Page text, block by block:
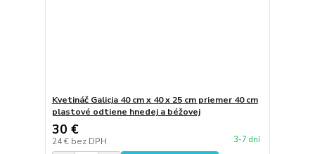
Kvetináč Galicja 40 cm x 40 x 25 cm priemer 40 cm
plastové odtiene hnedej a béžovej
30 €
24 € bez DPH 3-7 dní